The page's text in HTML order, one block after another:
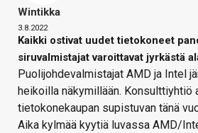
Wintikka
3.8.2022
Kaikki ostivat uudet tietokoneet
siruvalmistajat varoittavat jyrkästä
Puolijohdevalmistajat AMD ja Intel
heikoilla näkymillään. Konsulttiyhtiö
tietokonekaupan supistuvan tänä
Aika kylmää kyytiä luvassa AMD/